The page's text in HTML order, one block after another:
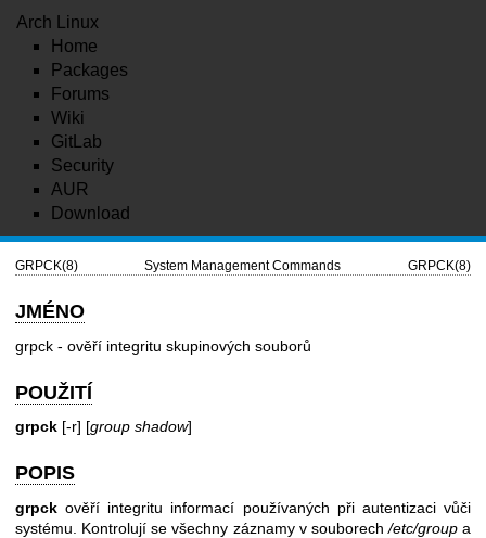
Arch Linux
Home
Packages
Forums
Wiki
GitLab
Security
AUR
Download
GRPCK(8) System Management Commands GRPCK(8)
JMÉNO
grpck - ověří integritu skupinových souborů
POUŽITÍ
grpck [-r] [group shadow]
POPIS
grpck ověří integritu informací používaných při autentizaci vůči
systému. Kontrolují se všechny záznamy v souborech/etc/groupa